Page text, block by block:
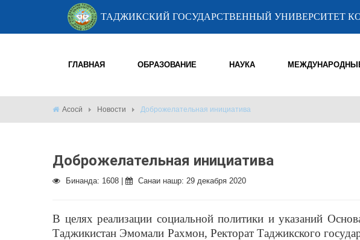
ТАДЖИКСКИЙ ГОСУДАРСТВЕННЫЙ УНИВЕРСИТЕТ
ГЛАВНАЯ ОБРАЗОВАНИЕ НАУКА
Асосӣ Новости Доброжелательная инициатива
Доброжелательная инициатива
Бинанда: 1608 | Санаи нашр: 29 декабря 2020
В целях реализации социальной политики и указаний
Таджикистан Эмомали Рахмон, Ректорат Таджикского